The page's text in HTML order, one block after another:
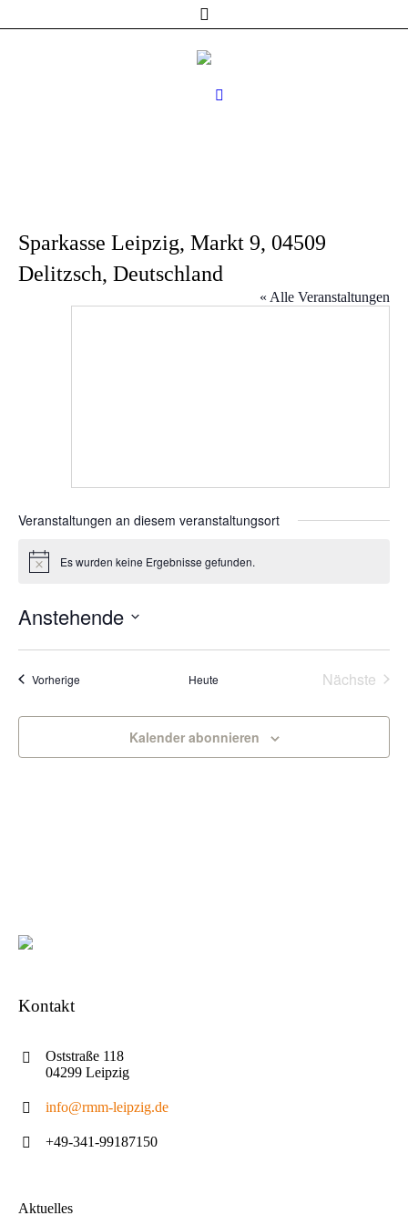
Sparkasse Leipzig, Markt 9, 04509
Delitzsch, Deutschland
« Alle Veranstaltungen
Veranstaltungen an diesem veranstaltungsort
HinweisEs wurden keine Ergebnisse gefunden.
Anstehende
Vorherige
Heute Nächste
Kalender abonnieren
Kontakt
Oststraße 118
04299 Leipzig
info@rmm-leipzig.de
+49-341-99187150
Aktuelles